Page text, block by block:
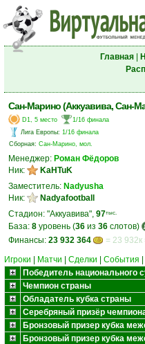
Главная|
Сан-Марино (Аккуавива, Сан-
D1, 5 место
1/16 финала
Лига Европы: 1/16 финала
Сборная: Сан-Марино, мол.
Менеджер: Роман Фёдоров
Ник:
KaHTuK
Заместитель: Nadyusha
Ник:
Nadyafootball
Стадион: "Аккуавива", 97тыс.
База: 8 уровень (36 из 36 слотов)
Финансы: 23 932 364
= 23
Игроки
Матчи Сделки События
Победитель национального
Чемпион страны
Обладатель кубка страны
Серебряный призёр
Бронзовый призер кубка
Бронзовый призер кубка